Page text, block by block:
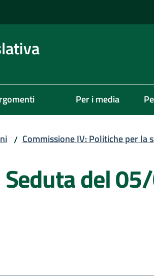
Per i media
/ Commissione IV: Politiche per la
Seduta del